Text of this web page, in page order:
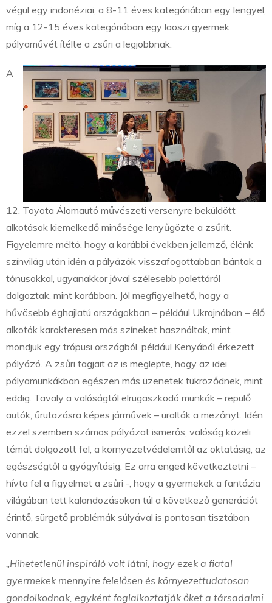
végül egy indonéziai, a 8-11 éves kategóriában egy lengyel,
míg a 12-15 éves kategóriában egy laoszi gyermek
pályaművét ítélte a zsűri a legjobbnak.
A
12. Toyota Álomautó művészeti versenyre beküldött
alkotások kiemelkedő minősége lenyűgözte a zsűrit.
Figyelemre méltó, hogy a korábbi években jellemző, élénk
színvilág után idén a pályázók visszafogottabban bántak a
tónusokkal, ugyanakkor jóval szélesebb palettáról
dolgoztak, mint korábban. Jól megfigyelhető, hogy a
hűvösebb éghajlatú országokban – például Ukrajnában – élő
alkotók karakteresen más színeket használtak, mint
mondjuk egy trópusi országból, például Kenyából érkezett
pályázó. A zsűri tagjait az is meglepte, hogy az idei
pályamunkákban egészen más üzenetek tükröződnek, mint
eddig. Tavaly a valóságtól elrugaszkodó munkák – repülő
autók, űrutazásra képes járművek – uralták a mezőnyt. Idén
ezzel szemben számos pályázat ismerős, valóság közeli
témát dolgozott fel, a környezetvédelemtől az oktatásig, az
egészségtől a gyógyításig. Ez arra enged következtetni –
hívta fel a figyelmet a zsűri -, hogy a gyermekek a fantázia
világában tett kalandozásokon túl a következő generációt
érintő, sürgető problémák súlyával is pontosan tisztában
vannak.
„Hihetetlenül inspiráló volt látni, hogy ezek a fiatal
gyermekek mennyire felelősen és környezettudatosan
gondolkodnak, egyként foglalkoztatják őket a társadalmi